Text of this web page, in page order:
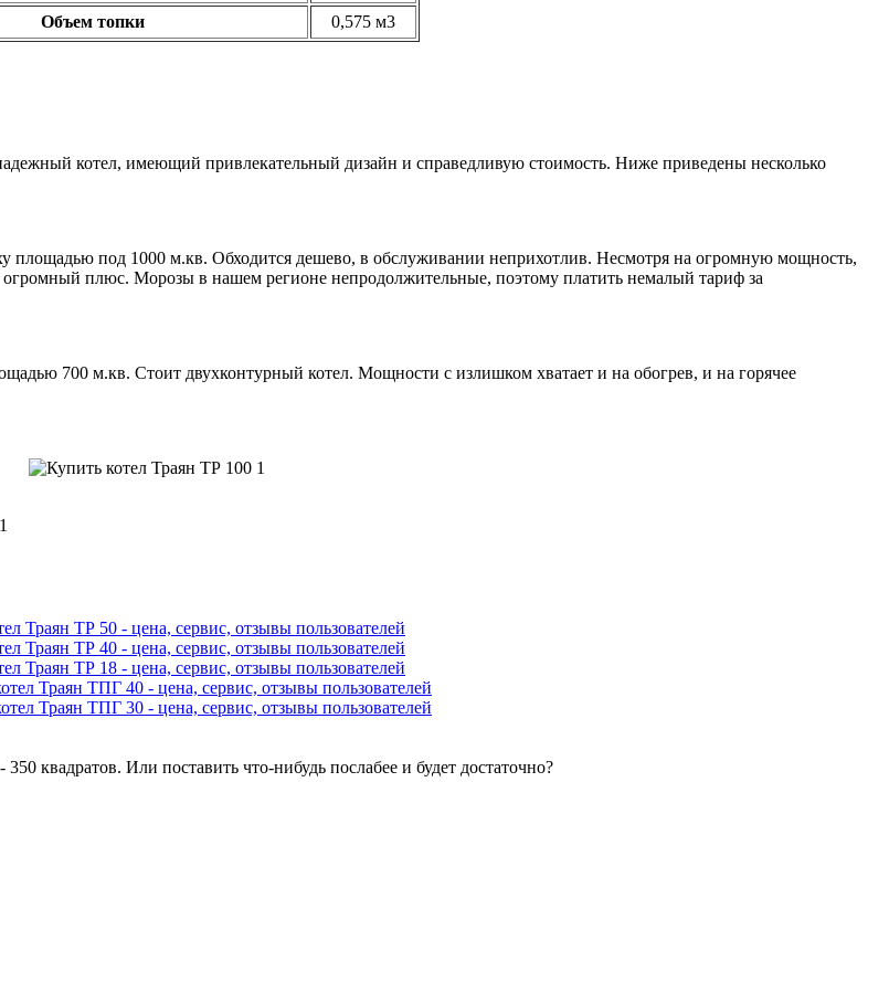
Объем топки
0,575 м3
котел, имеющий привлекательный дизайн и справедливую стоимость. Ниже приведены несколько
площадью под 1000 м.кв. Обходится дешево, в обслуживании неприхотлив. Несмотря на огромную мощность,
огромный плюс. Морозы в нашем регионе непродолжительные, поэтому платить немалый тариф за
700 м.кв. Стоит двухконтурный котел. Мощности с излишком хватает и на обогрев, и на горячее
Траян ТР 50 - цена, сервис, отзывы пользователей
Траян ТР 40 - цена, сервис, отзывы пользователей
Траян ТР 18 - цена, сервис, отзывы пользователей
Траян ТПГ 40 - цена, сервис, отзывы пользователей
Траян ТПГ 30 - цена, сервис, отзывы пользователей
квадратов. Или поставить что-нибудь послабее и будет достаточно?